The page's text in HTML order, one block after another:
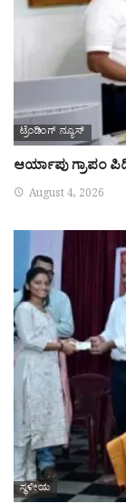
ಟ್ರೆಂಡಿಂಗ್ ನ್ಯೂಸ್
ಆರ್ಯಾಪು ಗ್ರಾಪಂ
August 4, 2026
ಸ್ಥಳೀಯ